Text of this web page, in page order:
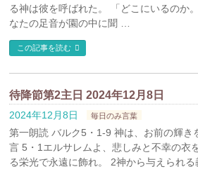
る神は彼を呼ばれた。 「どこにいるのか
なたの足音が園の中に聞 …
この記事を読む
待降節第2主日 2024年12月8日
2024年12月8日 毎日のみ言葉
第一朗読 バルク5・1-9 神は、お前の輝き
言 5・1エルサレムよ、悲しみと不幸の衣
る栄光で永遠に飾れ。 2神から与えられる